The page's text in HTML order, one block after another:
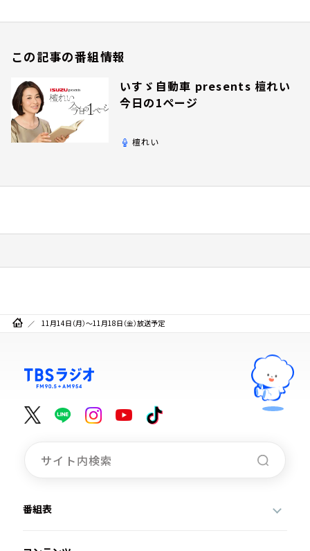
この記事の番組情報
いすゞ自動車 presents 檀れい
今日の1ページ
檀れい
11月14日（月）～11月18日（金）放送予定
番組表